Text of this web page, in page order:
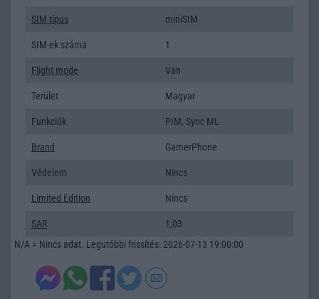
SIM típus miniSIM
SIM-ek száma 1
Flight mode Van
Terület Magyar
Funkciók PIM, Sync ML
Brand GamerPhone
Védelem Nincs
Limited Edition Nincs
SAR
1,03
N/A = Nincs adat. Legutóbbi frissítés: 2026-07-13 19:00:00